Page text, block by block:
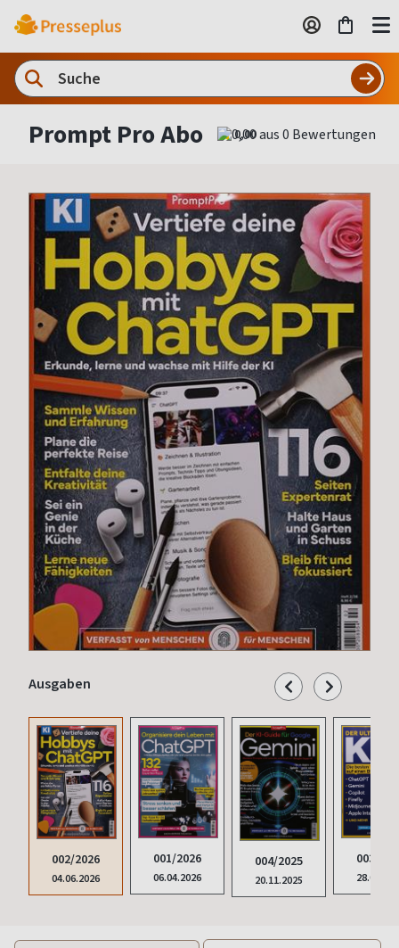
Prompt Pro Abo 0,00
Ausgaben
002/2026
04.06.2026
001/2026
06.04.2026
004/2025
20.11.2025
003/